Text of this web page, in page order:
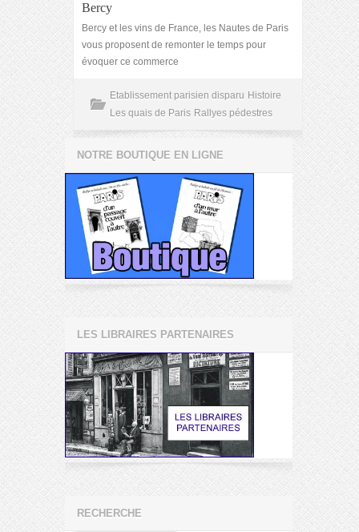
Bercy
Bercy et les vins de France, les Nautes de Paris
vous proposent de remonter le temps pour
évoquer ce commerce
Etablissement parisien disparu Histoire
Les quais de Paris Rallyes pédestres
NOTRE BOUTIQUE EN LIGNE
LES LIBRAIRES PARTENAIRES
RECHERCHE